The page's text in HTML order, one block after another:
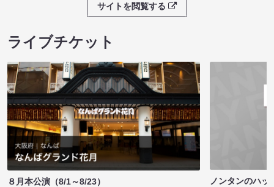
サイトを閲覧する
ライブチケット
８月本公演（8/1～8/23）
ノンタンのハッ